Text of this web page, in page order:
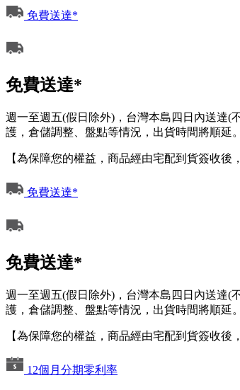
免費送達*
免費送達*
週一至週五(假日除外)，台灣本島四日內送達(
護，倉儲調整、盤點等情況，出貨時間將順延
【為保障您的權益，商品經由宅配到貨簽收
免費送達*
免費送達*
週一至週五(假日除外)，台灣本島四日內送達(
護，倉儲調整、盤點等情況，出貨時間將順延
【為保障您的權益，商品經由宅配到貨簽收
12個月分期零利率